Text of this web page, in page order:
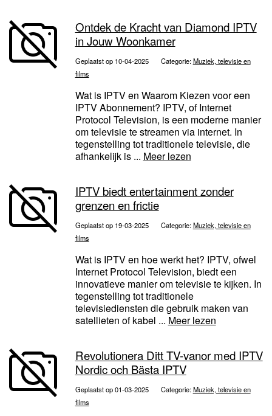
Ontdek de Kracht van Diamond IPTV
in Jouw Woonkamer
Geplaatst op 10-04-2025 Categorie:Muziek, televisie en
films
Wat is IPTV en Waarom Kiezen voor een
IPTV Abonnement? IPTV, of Internet
Protocol Television, is een moderne manier
om televisie te streamen via internet. In
tegenstelling tot traditionele televisie, die
afhankelijk is ... Meer lezen
IPTV biedt entertainment zonder
grenzen en frictie
Geplaatst op 19-03-2025 Categorie:Muziek, televisie en
films
Wat is IPTV en hoe werkt het? IPTV, ofwel
Internet Protocol Television, biedt een
innovatieve manier om televisie te kijken. In
tegenstelling tot traditionele
televisiediensten die gebruik maken van
satellieten of kabel ... Meer lezen
Revolutionera Ditt TV-vanor med IPTV
Nordic och Bästa IPTV
Geplaatst op 01-03-2025 Categorie:Muziek, televisie en
films